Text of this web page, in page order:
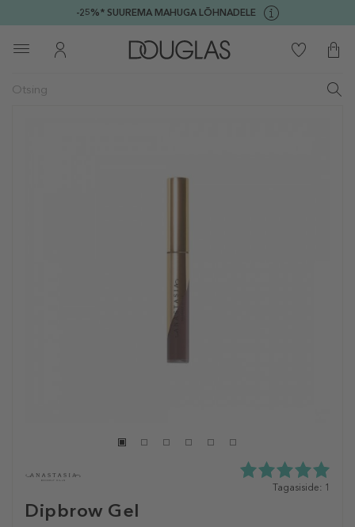
-25%* SUUREMA MAHUGA LÕHNADELE
Dipbrow Gel
5.0
Tagasiside: 1